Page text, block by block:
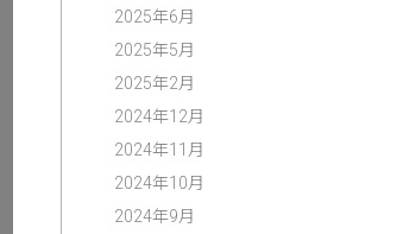
2025年6月
2025年5月
2025年2月
2024年12月
2024年11月
2024年10月
2024年9月